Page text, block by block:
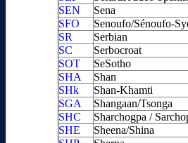
SEN
Sena
SFO
Senoufo/Sénoufo-
SR
Serbian
SC
Serbocroat
SOT
SeSotho
SHA
Shan
SHk
Shan-Khamti
SGA
Shangaan/Tsonga
SHC
Sharchogpa /
SHE
Sheena/Shina